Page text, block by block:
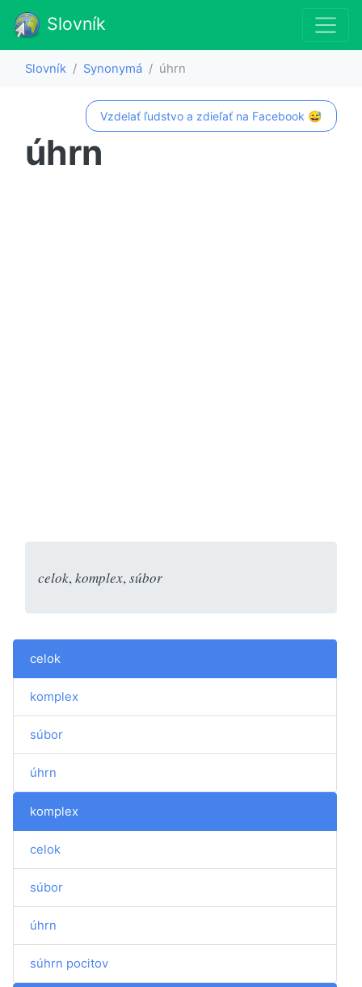
Slovník
Slovník Synonymá úhrn
Vzdelať ľudstvo a zdieľať na Facebook 😅
úhrn
celok, komplex, súbor
celok
komplex
súbor
úhrn
komplex
celok
súbor
úhrn
súhrn pocitov